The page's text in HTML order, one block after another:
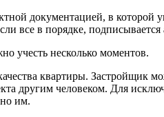
документацией, в
все в порядке,
учесть несколько моментов.
квартиры.
другим человеком. Для
им.